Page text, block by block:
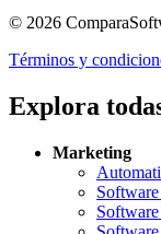
© 2026
Términos y
Explora
Marketing